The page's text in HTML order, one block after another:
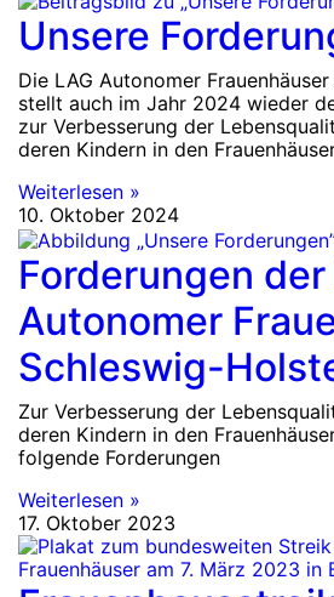
Unsere
Die LAG Autonomer
stellt auch im Jahr 2024 wieder
zur Verbesserung der
deren Kindern in den
Weiterlesen »
10. Oktober 2024
Forderungen der
Autonomer
Schleswig-
Zur Verbesserung der
deren Kindern in den
folgende Forderungen
Weiterlesen »
17. Oktober 2023